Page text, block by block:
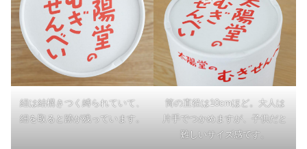
紐は結構きつく縛られていて、
紐を取ると跡が残っています。
筒の直径は10cmほど。大人は
片手でつかめますが、子供だと
難しいサイズ感です。